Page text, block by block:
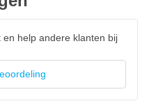
help andere klanten bij